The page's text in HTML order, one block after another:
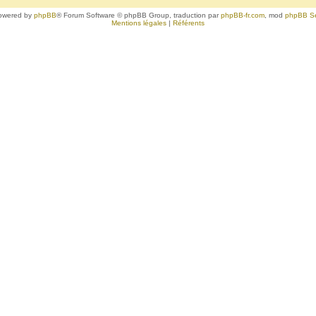
by phpBB® Forum Software © phpBB Group, traduction parphpBB-fr.com , mod phpBB
Mentions légales | Référents